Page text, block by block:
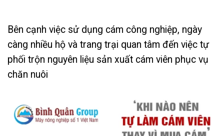
Bên cạnh việc sử dụng cám công nghiệp, ngày
càng nhiều hộ và trang trại quan tâm đến việc tự
phối trộn nguyên liệu sản xuất cám viên phục vụ
chăn nuôi